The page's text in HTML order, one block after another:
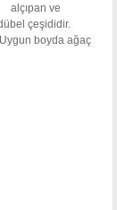
alçıpan ve
çeşididir.
boyda ağaç